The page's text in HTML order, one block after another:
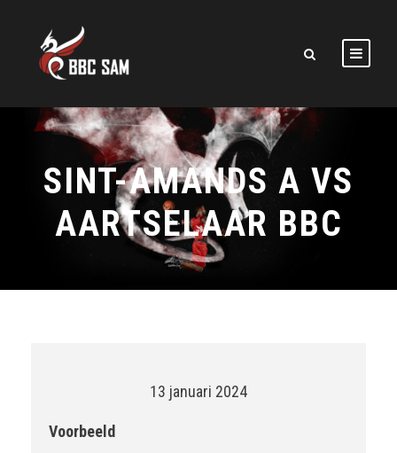
SINT-AMANDS A VS
AARTSELAAR BBC
13 januari 2024
Voorbeeld